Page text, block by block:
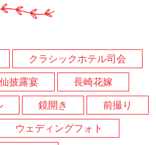
クラシックホテル司会
披露宴
長崎花嫁
鏡開き
前撮り
ウェディングフォト